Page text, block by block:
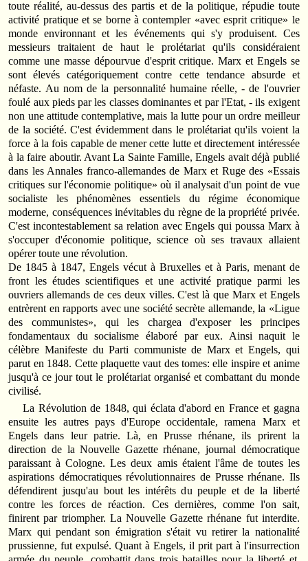
toute réalité, au-dessus des partis et de la politique, répudie toute
activité pratique et se borne à contempler «avec esprit critique» le
monde environnant et les événements qui s'y produisent. Ces
messieurs traitaient de haut le prolétariat qu'ils considéraient
comme une masse dépourvue d'esprit critique. Marx et Engels se
sont élevés catégoriquement contre cette tendance absurde et
néfaste. Au nom de la personnalité humaine réelle, - de l'ouvrier
foulé aux pieds par les classes dominantes et par l'Etat, - ils exigent
non une attitude contemplative, mais la lutte pour un ordre meilleur
de la société. C'est évidemment dans le prolétariat qu'ils voient la
force à la fois capable de mener cette lutte et directement intéressée
à la faire aboutir. Avant La Sainte Famille, Engels avait déjà publié
dans les Annales franco-allemandes de Marx et Ruge des «Essais
critiques sur l'économie politique» où il analysait d'un point de vue
socialiste les phénomènes essentiels du régime économique
moderne, conséquences inévitables du règne de la propriété privée.
C'est incontestablement sa relation avec Engels qui poussa Marx à
s'occuper d'économie politique, science où ses travaux allaient
opérer toute une révolution.
De 1845 à 1847, Engels vécut à Bruxelles et à Paris, menant de
front les études scientifiques et une activité pratique parmi les
ouvriers allemands de ces deux villes. C'est là que Marx et Engels
entrèrent en rapports avec une société secrète allemande, la «Ligue
des communistes», qui les chargea d'exposer les principes
fondamentaux du socialisme élaboré par eux. Ainsi naquit le
célèbre Manifeste du Parti communiste de Marx et Engels, qui
parut en 1848. Cette plaquette vaut des tomes: elle inspire et anime
jusqu'à ce jour tout le prolétariat organisé et combattant du monde
civilisé.
La Révolution de 1848, qui éclata d'abord en France et gagna
ensuite les autres pays d'Europe occidentale, ramena Marx et
Engels dans leur patrie. Là, en Prusse rhénane, ils prirent la
direction de la Nouvelle Gazette rhénane, journal démocratique
paraissant à Cologne. Les deux amis étaient l'âme de toutes les
aspirations démocratiques révolutionnaires de Prusse rhénane. Ils
défendirent jusqu'au bout les intérêts du peuple et de la liberté
contre les forces de réaction. Ces dernières, comme l'on sait,
finirent par triompher. La Nouvelle Gazette rhénane fut interdite.
Marx qui pendant son émigration s'était vu retirer la nationalité
prussienne, fut expulsé. Quant à Engels, il prit part à l'insurrection